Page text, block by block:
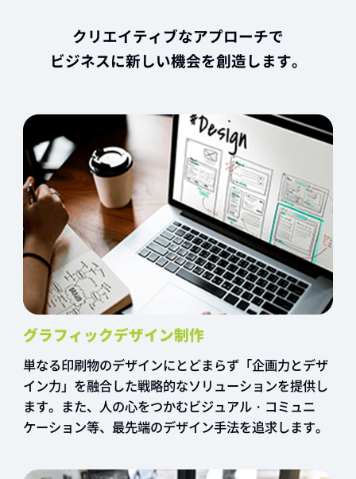
クリエイティブなアプローチで
ビジネスに新しい機会を創造します。
グラフィックデザイン制作
単なる印刷物のデザインにとどまらず「企画力とデザ
イン力」を融合した戦略的なソリューションを提供し
ます。また、人の心をつかむビジュアル・コミュニ
ケーション等、最先端のデザイン手法を追求します。